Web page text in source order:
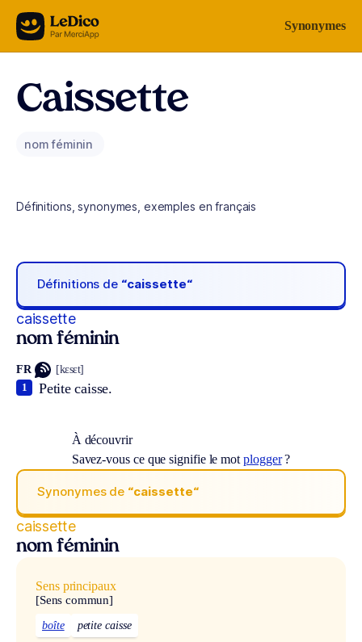
Aller au contenu Synonymes
Caissette
nom féminin
Définitions, synonymes, exemples en français
Définitions de “caissette“
caissette
nom féminin
FR [kɛsɛt]
Petite caisse.
1
À découvrir
Savez-vous ce que signifie le mot plogger?
Synonymes de “caissette“
caissette
nom féminin
Sens principaux
[Sens commun]
boîte petite caisse